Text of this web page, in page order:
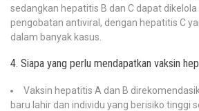
sedangkan hepatitis B dan C dapat
pengobatan antiviral, dengan hepatitis C
dalam banyak kasus.
4. Siapa yang perlu mendapatkan vaksin
Vaksin hepatitis A dan B
baru lahir dan individu yang berisiko tinggi